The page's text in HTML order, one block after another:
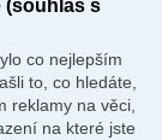
(souhlas s
co nejlepším
to, co hledáte,
reklamy na věci,
na které jste